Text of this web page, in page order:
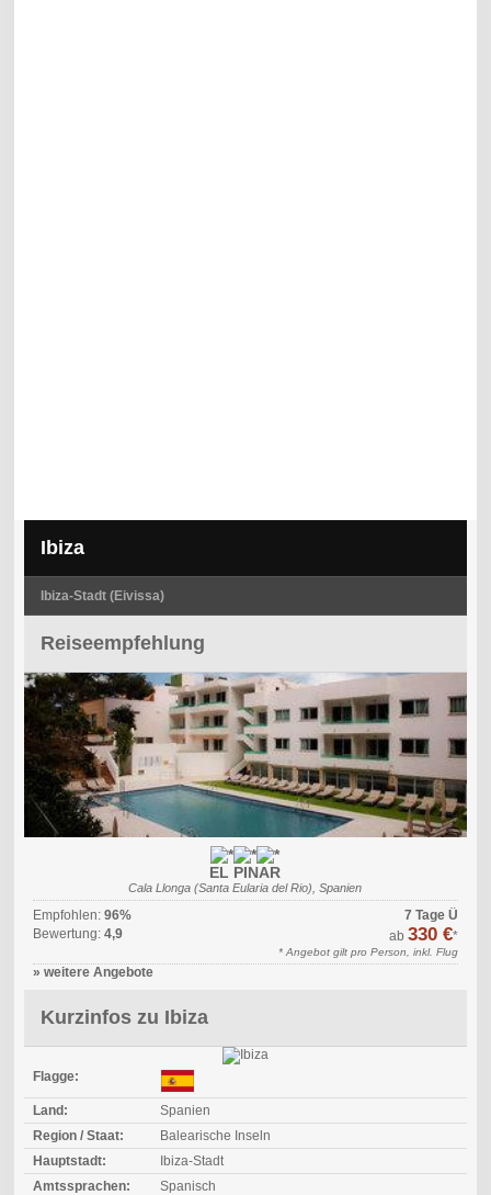
Ibiza
Ibiza-Stadt (Eivissa)
Reiseempfehlung
EL PINAR
Cala Llonga (Santa Eularia del Rio), Spanien
Empfohlen: 96%
Bewertung: 4,9
7 Tage Ü
ab330 €*
* Angebot gilt pro Person, inkl. Flug
» weitere Angebote
Kurzinfos zu Ibiza
Flagge:
Land:
Spanien
Region / Staat:
Balearische Inseln
Hauptstadt:
Ibiza-Stadt
Amtssprachen:
Spanisch